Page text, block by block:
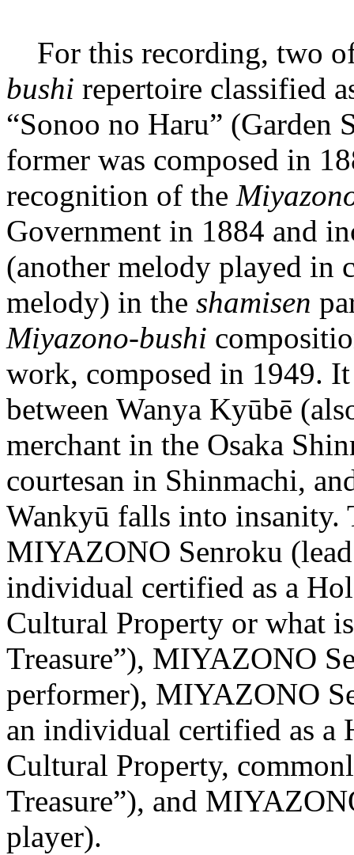
For this recording, two
bushi repertoire classified
“Sonoo no Haru” (Garden
former was composed in
recognition of the
Government in 1884 and
(another melody played in
melody) in the shamisen
Miyazono-bushi
work, composed in 1949.
between Wanya Kyūbē
merchant in the Osaka
courtesan in Shinmachi,
Wankyū falls into insanity.
MIYAZONO Senroku
individual certified as a
Cultural Property or what
Treasure”), MIYAZONO
performer), MIYAZONO
an individual certified as
Cultural Property,
Treasure”), and
player).